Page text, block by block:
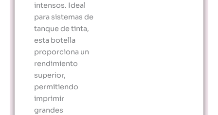
intensos. Ideal
para sistemas de
tanque de tinta,
esta botella
proporciona un
rendimiento
superior,
permitiendo
imprimir
grandes